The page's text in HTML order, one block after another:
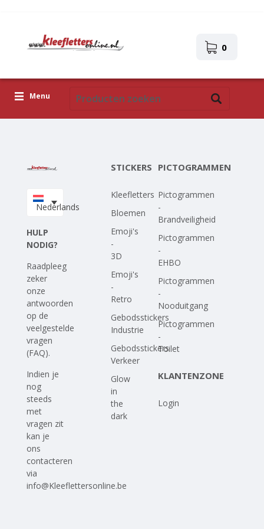
0
Menu
Upload je eigen ontwerp
Nederlands
HULP
NODIG?
Raadpleeg
zeker
onze
antwoorden
op de
veelgestelde
vragen
(FAQ).
Indien je
nog
steeds
met
vragen zit
kan je
ons
contacteren
via
info@Kleeflettersonline.be
STICKERS
Kleefletters
Bloemen
Emoji's
-
3D
Emoji's
-
Retro
Gebodsstickers
Industrie
Gebodsstickers
Verkeer
Glow
in
the
dark
PICTOGRAMMEN
Pictogrammen
-
Brandveiligheid
Pictogrammen
-
EHBO
Pictogrammen
-
Nooduitgang
Pictogrammen
-
Toilet
KLANTENZONE
Login